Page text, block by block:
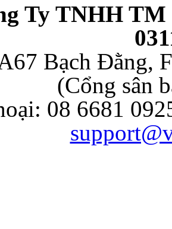
Ty TNHH
Bạch Đằng,
(Cổng sân
08 6681